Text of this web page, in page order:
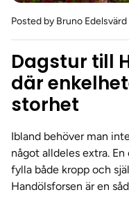
Posted by Bruno Edelsvärd
Dagstur till
där
storhet
Ibland behöver man
något alldeles extra.
fylla både kropp och
Handölsforsen är en